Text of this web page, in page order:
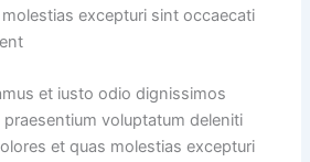
excepturi sint occaecati
et iusto odio dignissimos
voluptatum deleniti
et quas molestias excepturi